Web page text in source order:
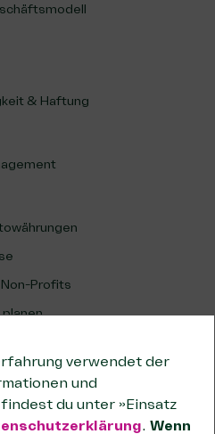
verwendet der
und
du unter »Einsatz
. Wenn
& Haftung
Profits